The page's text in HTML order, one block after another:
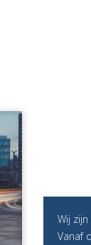
Wij
Vanaf